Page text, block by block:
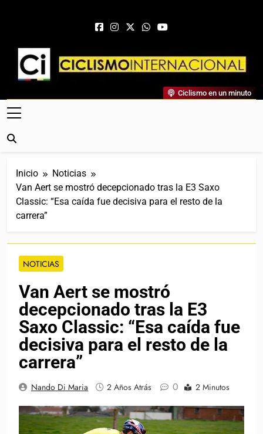
Ciclismo Internacional
Web Dedicada Al Ciclismo Mundial. Entrevistas, Análisis,
Crónicas, Previas Y Más. La Web Ciclista De Referencia.
Ciclismo en un minuto
Inicio
Noticias
Van Aert se mostró decepcionado tras la E3 Saxo
Classic: “Esa caída fue decisiva para el resto de la
carrera”
NOTICIAS
Van Aert se mostró
decepcionado tras la E3
Saxo Classic: “Esa caída fue
decisiva para el resto de la
carrera”
Nando Di Maria 2 Años Atrás 0 2 Minutos